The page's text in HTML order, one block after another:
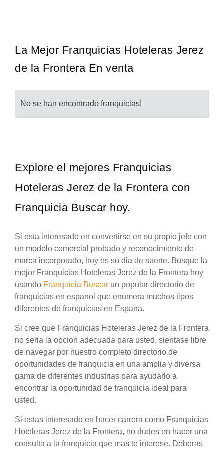
La Mejor Franquicias Hoteleras Jerez
de la Frontera En venta
No se han encontrado franquicias!
Explore el mejores Franquicias
Hoteleras Jerez de la Frontera con
Franquicia Buscar hoy.
Si esta interesado en convertirse en su propio jefe con
un modelo comercial probado y reconocimiento de
marca incorporado, hoy es su dia de suerte. Busque la
mejor Franquicias Hoteleras Jerez de la Frontera hoy
usando Franquicia Buscar un popular directorio de
franquicias en espanol que enumera muchos tipos
diferentes de franquicias en Espana.
Si cree que Franquicias Hoteleras Jerez de la Frontera
no seria la opcion adecuada para usted, sientase libre
de navegar por nuestro completo directorio de
oportunidades de franquicia en una amplia y diversa
gama de diferentes industrias para ayudarlo a
encontrar la oportunidad de franquicia ideal para
usted.
Si estas interesado en hacer carrera como Franquicias
Hoteleras Jerez de la Frontera, no dudes en hacer una
consulta a la franquicia que mas te interese. Deberas